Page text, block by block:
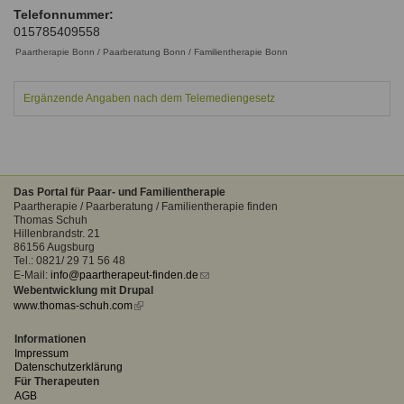
Qualitätssicherung
Qualität unserer Therapeuten
Familienthemen
Seminare und Kurse
Fortbildungen
Ausbildungsinstitute
Fortbildungen
Liste der Fachverbände
Passwort*
vergessen?
Anmelden
Sitemap
Links
Formular zur Registrierung
Telefonnummer:
015785409558
Paartherapie Bonn / Paarberatung Bonn / Familientherapie Bonn
Ergänzende Angaben nach dem Telemediengesetz
Das Portal für Paar- und Familientherapie
Paartherapie / Paarberatung / Familientherapie finden
Thomas Schuh
Hillenbrandstr. 21
86156 Augsburg
Tel.: 0821/ 29 71 56 48
E-Mail: info@paartherapeut-finden.de (link
Webentwicklung mit Drupal
www.thomas-schuh.com(link
Informationen
Impressum
Datenschutzerklärung
Für Therapeuten
AGB